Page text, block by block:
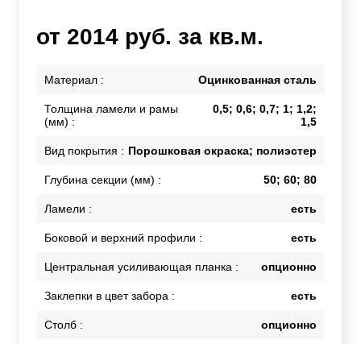
от 2014 руб. за кв.м.
Материал : Оцинкованная сталь
Толщина ламели и рамы
(мм) :
0,5; 0,6; 0,7; 1; 1,2;
1,5
Вид покрытия : Порошковая окраска; полиэстер
Глубина секции (мм) : 50; 60; 80
Ламели : есть
Боковой и верхний профили : есть
Центральная усиливающая планка : опционно
Заклепки в цвет забора : есть
Столб : опционно